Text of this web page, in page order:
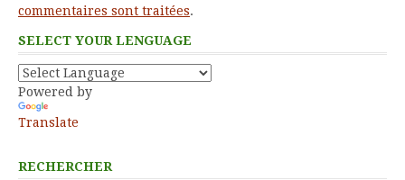
commentaires sont traitées.
SELECT YOUR LENGUAGE
Powered by
Translate
RECHERCHER